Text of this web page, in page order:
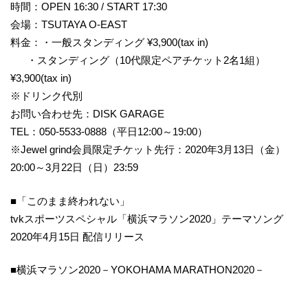
時間：OPEN 16:30 / START 17:30
会場：TSUTAYA O-EAST
料金：・一般スタンディング ¥3,900(tax in)
・スタンディング（10代限定ペアチケット2名1組）
¥3,900(tax in)
※ドリンク代別
お問い合わせ先：DISK GARAGE
TEL：050-5533-0888（平日12:00～19:00）
※Jewel grind会員限定チケット先行：2020年3月13日（金）
20:00～3月22日（日）23:59
■「このまま終われない」
tvkスポーツスペシャル「横浜マラソン2020」テーマソング
2020年4月15日 配信リリース
■横浜マラソン2020－YOKOHAMA MARATHON2020－